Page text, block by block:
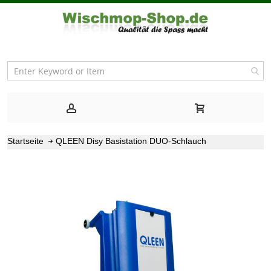
Startseite QLEEN Disy Basistation DUO-Schlauch